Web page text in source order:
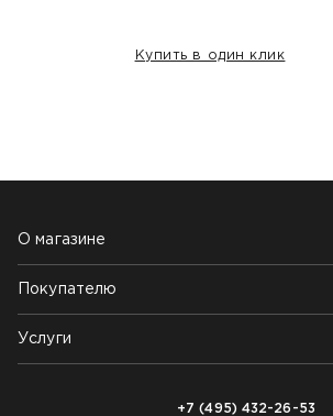
Купить в один клик
О магазине
Почему выбирают нас
Контакты
Блог
Покупателю
Возврат товара
Как заказать
Услуги
+7 (495) 432-26-53